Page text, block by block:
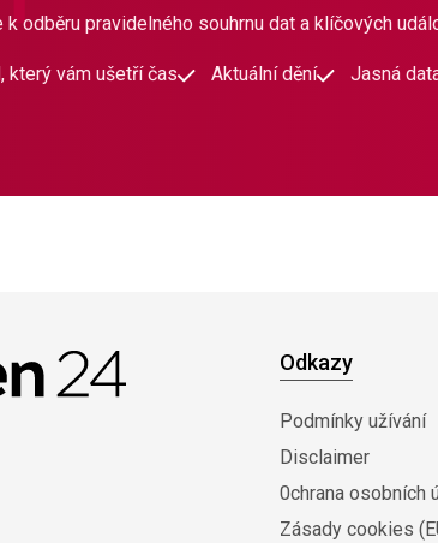
odběru pravidelného souhrnu dat a klíčových
který vám ušetří čas Aktuální dění Jasná
Odkazy
Podmínky užívání
Disclaimer
0chrana osobních
Zásady cookies